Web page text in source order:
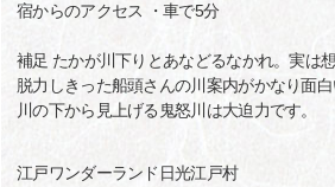
宿からのアクセス ・車で5分
補足 たかが川下りとあなどるなかれ。実は
脱力しきった船頭さんの川案内がかなり面白
川の下から見上げる鬼怒川は大迫力です。
江戸ワンダーランド日光江戸村